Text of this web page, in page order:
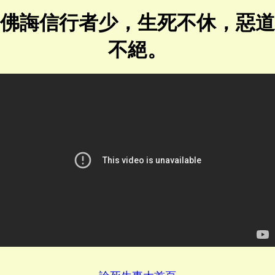
佛誨信行者少，生死不休，惡道
不絕。